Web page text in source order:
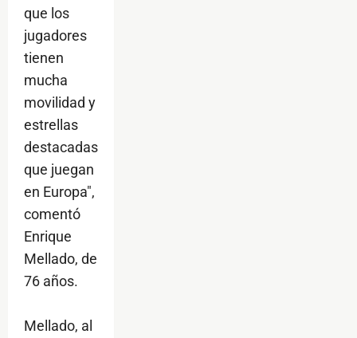
que los
jugadores
tienen
mucha
movilidad y
estrellas
destacadas
que juegan
en Europa",
comentó
Enrique
Mellado, de
76 años.
Mellado, al